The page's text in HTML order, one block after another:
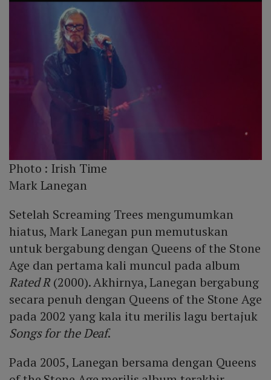
Photo : Irish Time
Mark Lanegan
Setelah Screaming Trees mengumumkan
hiatus, Mark Lanegan pun memutuskan
untuk bergabung dengan Queens of the Stone
Age dan pertama kali muncul pada album
Rated R(2000). Akhirnya, Lanegan bergabung
secara penuh dengan Queens of the Stone Age
pada 2002 yang kala itu merilis lagu bertajuk
Songs for the Deaf.
Pada 2005, Lanegan bersama dengan Queens